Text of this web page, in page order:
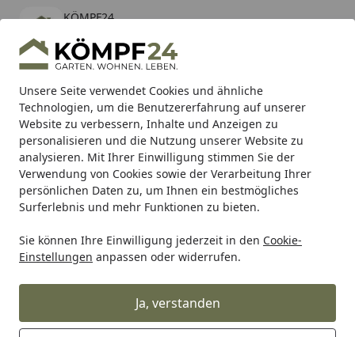
Unsere Seite verwendet Cookies und ähnliche
Technologien, um die Benutzererfahrung auf unserer
Website zu verbessern, Inhalte und Anzeigen zu
personalisieren und die Nutzung unserer Website zu
analysieren. Mit Ihrer Einwilligung stimmen Sie der
Verwendung von Cookies sowie der Verarbeitung Ihrer
persönlichen Daten zu, um Ihnen ein bestmögliches
Surferlebnis und mehr Funktionen zu bieten.
Sie können Ihre Einwilligung jederzeit in den Cookie-
Einstellungen anpassen oder widerrufen.
Ja, verstanden
KÖMPF24
kostenlos - Im App Store
Hotline
Alle Produkte
Mein Konto
Suchen
Karibu Pools inkl. gratis Sandfilteranlage & Pool-
Starterset (Gesamtwert bis 468,99€)
Startseite
Helly Hansen Helly Hansen Zubehör Helly Hansen Gürtel
Helly Hansen Gürtel
Ihre Artikelübersicht